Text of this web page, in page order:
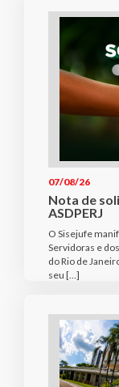
07/08/26
Nota de
ASDPERJ
O Sisejufe
Servidoras e
do Rio de
seu […]